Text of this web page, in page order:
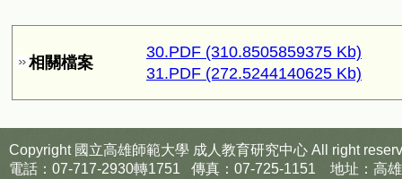
相關檔案
30.PDF (310.8505859375 Kb)
31.PDF (272.5244140625 Kb)
Copyright 國立高雄師範大學 成人教育研究中心 All right
電話：07-717-2930轉1751 傳真：07-725-1151 地址：高